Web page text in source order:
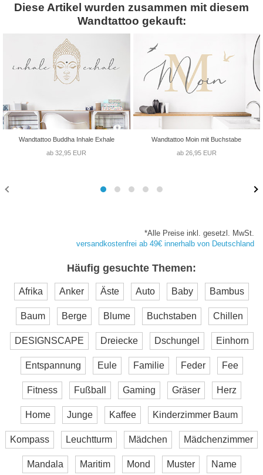
Diese Artikel wurden zusammen mit diesem
Wandtattoo gekauft:
Wandtattoo Buddha Inhale Exhale
ab 32,95 EUR
Wandtattoo Moin mit Buchstabe
ab 26,95 EUR
*Alle Preise inkl. gesetzl. MwSt.
versandkostenfrei ab 49€ innerhalb von Deutschland
Häufig gesuchte Themen:
Afrika Anker Äste Auto Baby Bambus
Baum Berge Blume Buchstaben Chillen
DESIGNSCAPE Dreiecke Dschungel Einhorn
Entspannung Eule Familie Feder Fee
Fitness Fußball Gaming Gräser Herz
Home Junge Kaffee Kinderzimmer Baum
Kompass Leuchtturm Mädchen Mädchenzimmer
Mandala Maritim Mond Muster Name